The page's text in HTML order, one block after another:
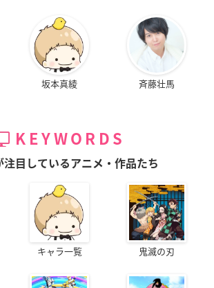
坂本真綾 斉藤壮馬
KEYWORDS
注目しているアニメ・作品たち
キャラ一覧 鬼滅の刃